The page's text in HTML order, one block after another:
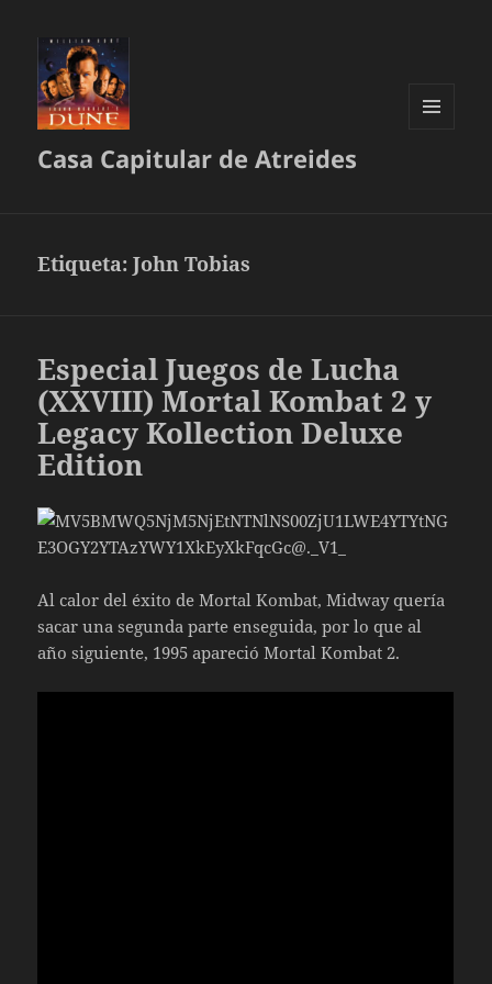
Casa Capitular de Atreides
Etiqueta:John Tobias
Especial Juegos de Lucha
(XXVIII) Mortal Kombat 2 y
Legacy Kollection Deluxe
Edition
Al calor del éxito de Mortal Kombat, Midway quería
sacar una segunda parte enseguida, por lo que al
año siguiente, 1995 apareció Mortal Kombat 2.